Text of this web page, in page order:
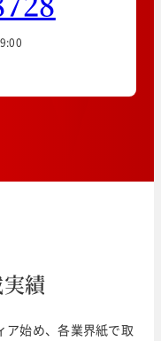
実績
ア始め、各業界紙で取